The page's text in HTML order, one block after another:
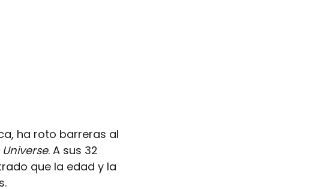
ha roto barreras al
Universe. A sus 32
que la edad y la